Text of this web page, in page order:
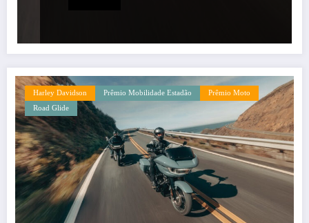
Harley Davidson Prêmio Mobilidade Estadão
Prêmio Moto
Road Glide